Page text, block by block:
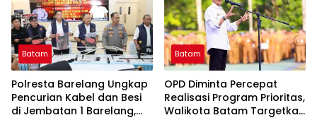
Batam
Polresta Barelang Ungkap
Pencurian Kabel dan Besi
di Jembatan 1 Barelang,
Batam
OPD Diminta Percepat
Realisasi Program Prioritas,
Walikota Batam Targetkan